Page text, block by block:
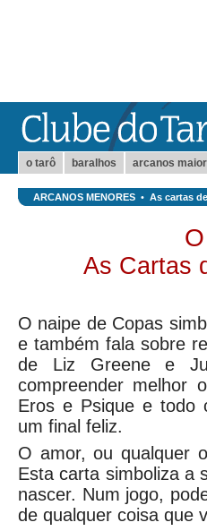
o tarô baralhos arcanos
ARCANOS MENORES • As cartas
As Cartas
O naipe de Copas
e também fala sobre
de Liz Greene e
compreender melhor
Eros e Psique e todo
um final feliz.
O amor, ou qualquer
Esta carta simboliza a
nascer. Num jogo,
de qualquer coisa que